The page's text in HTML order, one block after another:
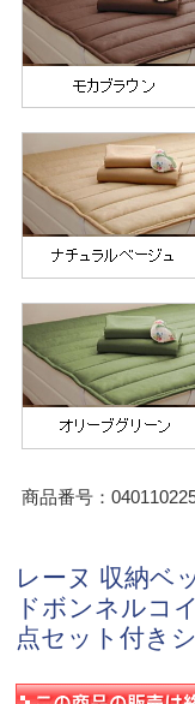
商品番号：
レーヌ 収納ベ
ドボンネルコ
点セット付き